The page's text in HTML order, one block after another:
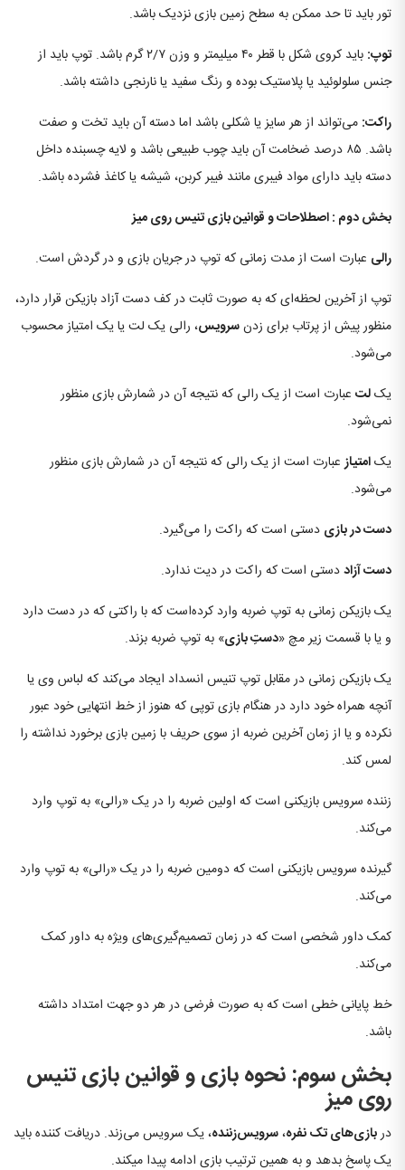
تور باید تا حد ممکن به سطح زمین بازی نزدیک باشد.
توپ:
باید کروی شکل با قطر ۴۰ میلیمتر و وزن ۲/۷ گرم باشد. توپ باید از
جنس سلولوئید یا پلاستیک بوده و رنگ سفید یا نارنجی داشته باشد.
راکت: می‌تواند از هر سایز یا شکلی باشد اما دسته آن باید تخت و صفت
باشد. ۸۵ درصد ضخامت آن باید چوب طبیعی باشد و لایه چسبنده داخل
دسته باید دارای مواد فیبری مانند فیبر کربن، شیشه یا کاغذ فشرده باشد.
بخش دوم : اصطلاحات و قوانین بازی تنیس روی میز
رالی عبارت است از مدت زمانی که توپ در جریان بازی و در گردش است.
توپ از آخرین لحظه‌ای که به صورت ثابت در کف دست آزاد بازیکن قرار دارد،
منظور پیش از پرتاب برای زدنسرویس، رالی یک لت یا یک امتیاز محسوب
می‌شود.
یکلت عبارت است از یک رالی که نتیجه آن در شمارش بازی منظور
نمی‌شود.
یکامتیازعبارت است از یک رالی که نتیجه آن در شمارش بازی منظور
می‌شود.
دست در بازی دستی است که راکت را می‌گیرد.
دست آزاددستی است که راکت در دیت ندارد.
یک بازیکن زمانی به توپ ضربه وارد کرده‌است که با راکتی که در دست دارد
و یا با قسمت زیر مچ «دستِ بازی» به توپ ضربه بزند.
یک بازیکن زمانی در مقابل توپ تنیس انسداد ایجاد می‌کند که لباس وی یا
آنچه همراه خود دارد در هنگام بازی توپی که هنوز از خط انتهایی خود عبور
نکرده و یا از زمان آخرین ضربه از سوی حریف با زمین بازی برخورد نداشته را
لمس کند.
زننده سرویس بازیکنی است که اولین ضربه را در یک «رالی» به توپ وارد
می‌کند.
گیرنده سرویس بازیکنی است که دومین ضربه را در یک «رالی» به توپ وارد
می‌کند.
کمک داور شخصی است که در زمان تصمیم‌گیری‌های ویژه به داور کمک
می‌کند.
خط پایانی خطی است که به صورت فرضی در هر دو جهت امتداد داشته
باشد.
بخش سوم: نحوه بازیو قوانین بازی تنیس
روی میز
دربازی‌های تک نفره،سرویس‌زننده، یک سرویس می‌زند. دریافت کننده باید
یک پاسخ بدهد و به همین ترتیب بازی ادامه پیدا میکند.